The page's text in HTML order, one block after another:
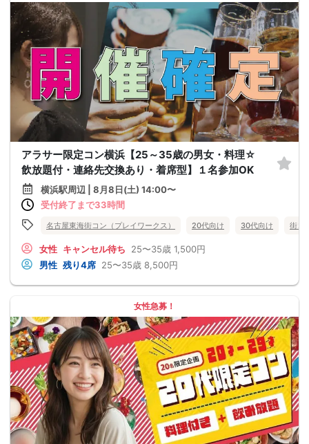
アラサー限定コン横浜【25～35歳の男女・料理☆
飲放題付・連絡先交換あり・着席型】１名参加OK
横浜駅周辺 | 8月8日(土) 14:00〜
受付終了まで33時間
名古屋東海街コン（プレイワークス） 20代向け 30代向け 街コ
女性 キャンセル待ち 25〜35歳 1,500円
男性 残り4席 25〜35歳 8,500円
女性急募！